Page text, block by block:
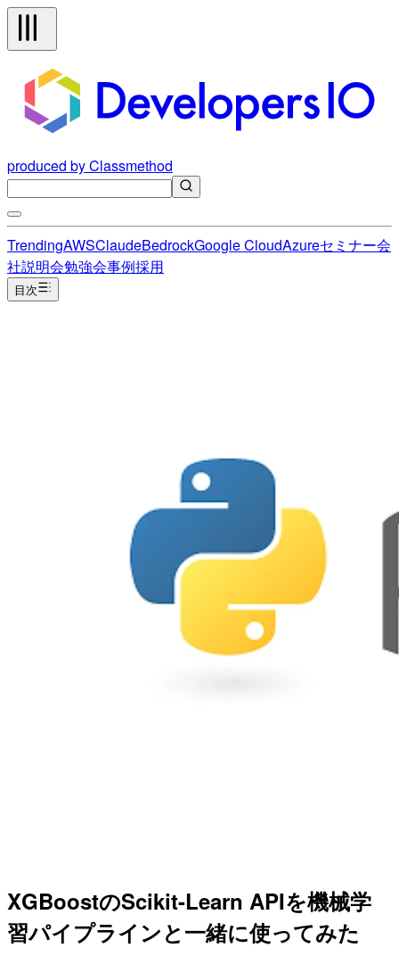
produced by Classmethod
TrendingAWSClaudeBedrockGoogle CloudAzureセミナー会
社説明会勉強会事例採用
目次
XGBoostのScikit-Learn APIを機械学
習パイプラインと一緒に使ってみた